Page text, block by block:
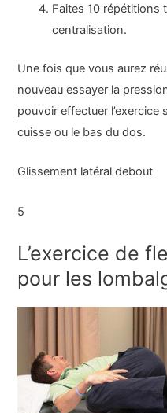
Faites 10 répétitions
centralisation.
Une fois que vous aurez
nouveau essayer la
pouvoir effectuer l’exercice
cuisse ou le bas du dos.
Glissement latéral debout
5
L’exercice de
pour les